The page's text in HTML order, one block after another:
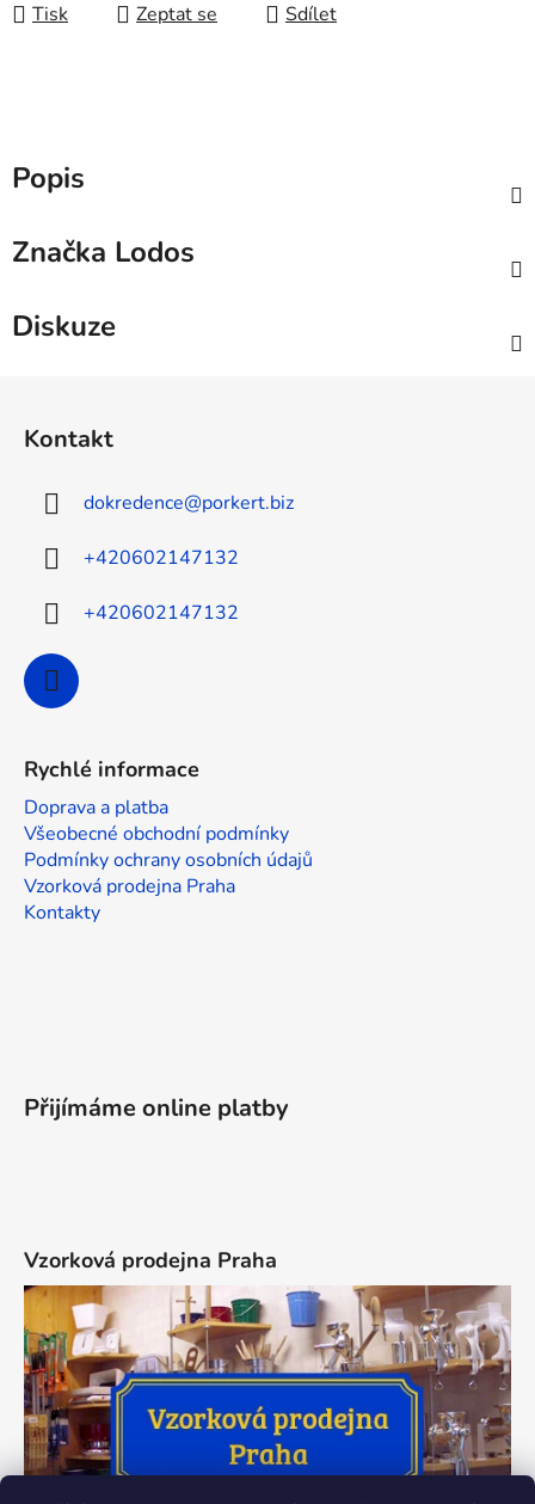
Tisk Zeptat se Sdílet
Popis
Značka Lodos
Diskuze
Kontakt
dokredence@porkert.biz
+420602147132
+420602147132
Rychlé informace
Doprava a platba
Všeobecné obchodní podmínky
Podmínky ochrany osobních údajů
Vzorková prodejna Praha
Kontakty
Přijímáme online platby
Vzorková prodejna Praha